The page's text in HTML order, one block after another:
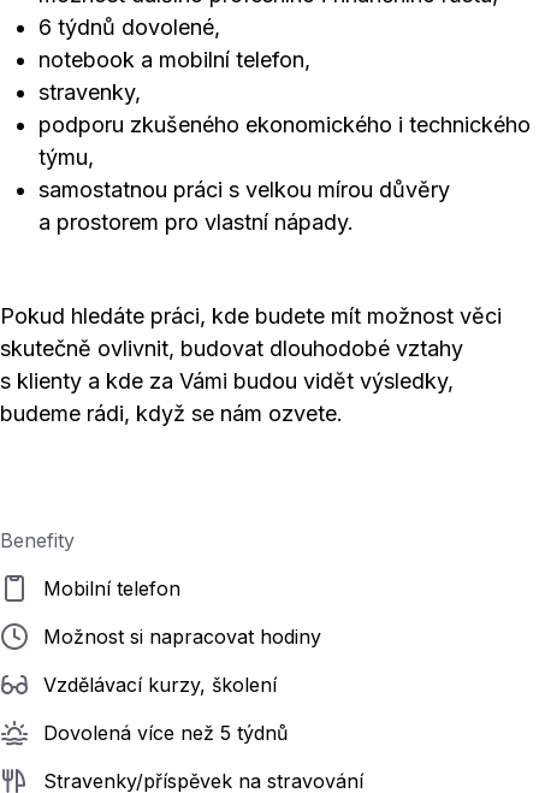
6 týdnů dovolené,
notebook a mobilní telefon,
stravenky,
podporu zkušeného ekonomického i technického
týmu,
samostatnou práci s velkou mírou důvěry
a prostorem pro vlastní nápady.
Pokud hledáte práci, kde budete mít možnost věci
skutečně ovlivnit, budovat dlouhodobé vztahy
s klienty a kde za Vámi budou vidět výsledky,
budeme rádi, když se nám ozvete.
Benefity
Mobilní telefon
Možnost si napracovat hodiny
Vzdělávací kurzy, školení
Dovolená více než 5 týdnů
Stravenky/příspěvek na stravování